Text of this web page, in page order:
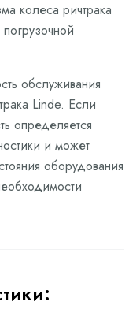
колеса ричтрака
обслуживания
Linde. Если
определяется
и может
оборудования